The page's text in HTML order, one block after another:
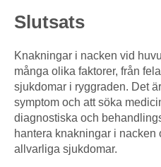
Slutsats
Knakningar i nacken vid
många olika faktorer, från
sjukdomar i ryggraden. Det
symptom och att söka
diagnostiska och
hantera knakningar i
allvarliga sjukdomar.